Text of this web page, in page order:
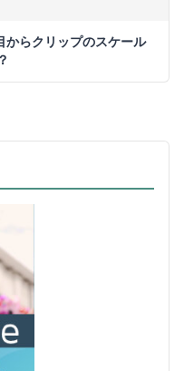
らクリップのスケール